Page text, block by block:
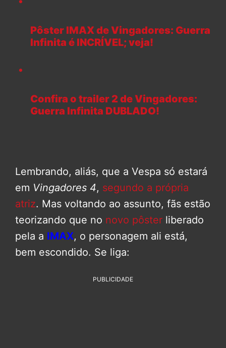
Pôster IMAX de Vingadores: Guerra
Infinita é INCRÍVEL; veja!
Confira o trailer 2 de Vingadores:
Guerra Infinita DUBLADO!
Lembrando, aliás, que a Vespa só estará
em Vingadores 4, segundo a própria
atriz. Mas voltando ao assunto, fãs estão
teorizando que no novo pôster liberado
pela a IMAX, o personagem ali está,
bem escondido. Se liga:
PUBLICIDADE